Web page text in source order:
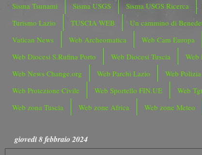
Sisma Tsunami
Sisma USGS Sisma USGS Ricerca
Turismo Lazio
TUSCIA WEB Un cammino di
Vatican News
Web Archeomatica Web Cam Europa
Web Diocesi S.Rufina Porto
Web Diocesi Tuscia Web
Web News Change.org
Web Parchi Lazio Web Polizia
Web Protezione Civile
Web Sportello FIN.UE Web
Web zona Tuscia
Web zone Africa Web zone Meteo
giovedì 8 febbraio 2024